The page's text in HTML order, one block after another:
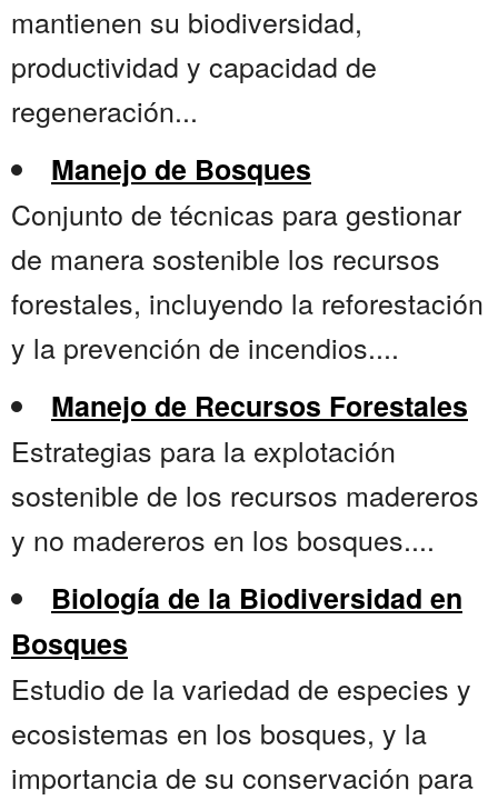
mantienen su biodiversidad,
productividad y capacidad de
regeneración...
Manejo de Bosques
Conjunto de técnicas para gestionar
de manera sostenible los recursos
forestales, incluyendo la reforestación
y la prevención de incendios....
Manejo de Recursos Forestales
Estrategias para la explotación
sostenible de los recursos madereros
y no madereros en los bosques....
Biología de la Biodiversidad en
Bosques
Estudio de la variedad de especies y
ecosistemas en los bosques, y la
importancia de su conservación para